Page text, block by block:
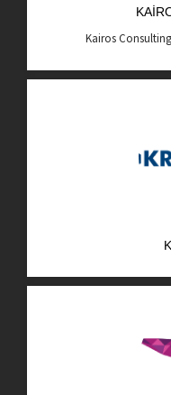
Kairos